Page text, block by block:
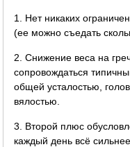
1. Нет никаких
(ее можно съедать
2. Снижение веса на
сопровождаться
общей усталостью,
вялостью.
3. Второй плюс
каждый день всё